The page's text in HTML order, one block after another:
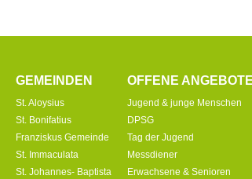
GEMEINDEN
St. Aloysius
St. Bonifatius
Franziskus Gemeinde
St. Immaculata
St. Johannes- Baptista
OFFENE ANGEBOTE
Jugend & junge Menschen
DPSG
Tag der Jugend
Messdiener
Erwachsene & Senioren